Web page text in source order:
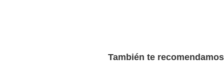
También te